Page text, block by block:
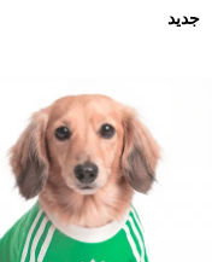
جديد